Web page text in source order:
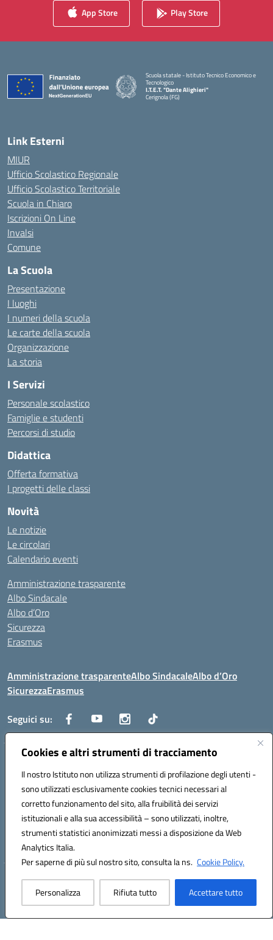
Cookies e altri strumenti di tracciamento
Il nostro Istituto non utilizza strumenti di profilazione degli utenti -
sono utilizzati esclusivamente cookies tecnici necessari al
corretto funzionamento del sito, alla fruibilità dei servizi
istituzionali e alla sua accessibilità – sono utilizzati, inoltre,
strumenti statistici anonimizzati messi a disposizione da Web
Analytics Italia.
Per saperne di più sul nostro sito, consulta la ns. Cookie Policy.
Personalizza Rifiuta tutto Accettare tutto
App Store Play Store
Scuola statale - Istituto Tecnico Economico e
Tecnologico
I.T.E.T. "Dante Alighieri"
Cerignola (FG)
— Visita la pagina iniziale della scuola
Link Esterni
MIUR
Ufficio Scolastico Regionale
Ufficio Scolastico Territoriale
Scuola in Chiaro
Iscrizioni On Line
Invalsi
Comune
La Scuola
Presentazione
I luoghi
I numeri della scuola
Le carte della scuola
Organizzazione
La storia
I Servizi
Personale scolastico
Famiglie e studenti
Percorsi di studio
Didattica
Offerta formativa
I progetti delle classi
Novità
Le notizie
Le circolari
Calendario eventi
Amministrazione trasparente
Albo Sindacale
Albo d’Oro
Sicurezza
Erasmus
Amministrazione trasparenteAlbo SindacaleAlbo d’Oro
SicurezzaErasmus
Seguici su:
Centralino:0885.426034 Email:FGTD02000P@istruzione.it
Posta elettronica certificata (PEC):fgtd02000p@pec.istruzione.it
Codice fiscale: 81002930717
Codice meccanografico:FGTD02000P
Codice unico di fatturazione (CUF): UFUN7Y
Hosting & Powered by 3D Solution S.r.l.
Concept & Design by Designers Italia